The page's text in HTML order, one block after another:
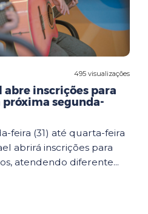
495 visualizações
abre inscrições para
segunda-
feira (31) até quarta-feira
abrirá inscrições para
atendendo diferente...